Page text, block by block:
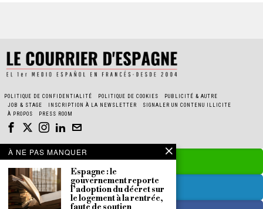
POLITIQUE DE CONFIDENTIALITÉ POLITIQUE DE COOKIES
PUBLICITÉ & AUTRE
JOB & STAGE
INSCRIPTION À LA NEWSLETTER
SIGNALER UN CONTENU ILLICITE
À PROPOS
PRESS ROOM
À NE PAS MANQUER
Espagne : le
gouvernement reporte
l’adoption du décret sur
le logement à la rentrée,